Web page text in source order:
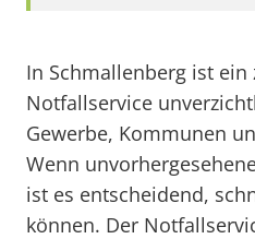
In Schmallenberg ist ein
Notfallservice
Gewerbe, Kommunen
Wenn
ist es entscheidend,
können. Der